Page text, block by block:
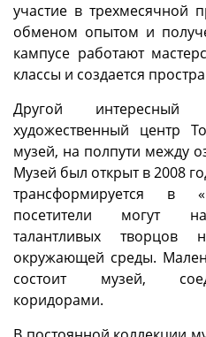
участие в трехмесячной
обменом опытом и
кампусе работают
классы и создается
Другой
художественный центр
музей, на полпути между
Музей был открыт в 2008
трансформируется в
посетители могут
талантливых творцов
окружающей среды.
состоит музей,
коридорами.